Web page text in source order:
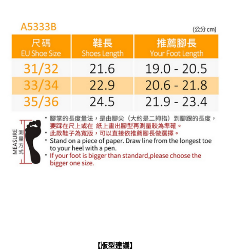
【版型建議】